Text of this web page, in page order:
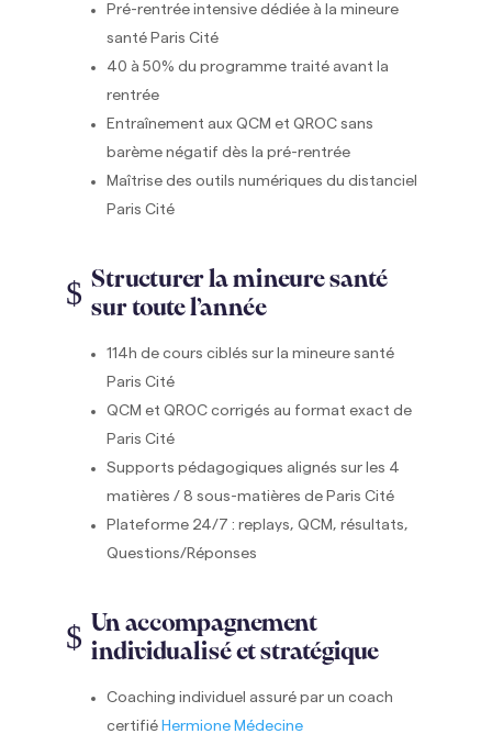
Pré-rentrée intensive dédiée à la mineure
santé Paris Cité
40 à 50% du programme traité avant la
rentrée
Entraînement aux QCM et QROC sans
barème négatif dès la pré-rentrée
Maîtrise des outils numériques du distanciel
Paris Cité
$ Structurer la mineure santé
sur toute l’année
114h de cours ciblés sur la mineure santé
Paris Cité
QCM et QROC corrigés au format exact de
Paris Cité
Supports pédagogiques alignés sur les 4
matières / 8 sous-matières de Paris Cité
Plateforme 24/7 : replays, QCM, résultats,
Questions/Réponses
$ Un accompagnement
individualisé et stratégique
Coaching individuel assuré par un coach
certifié Hermione Médecine